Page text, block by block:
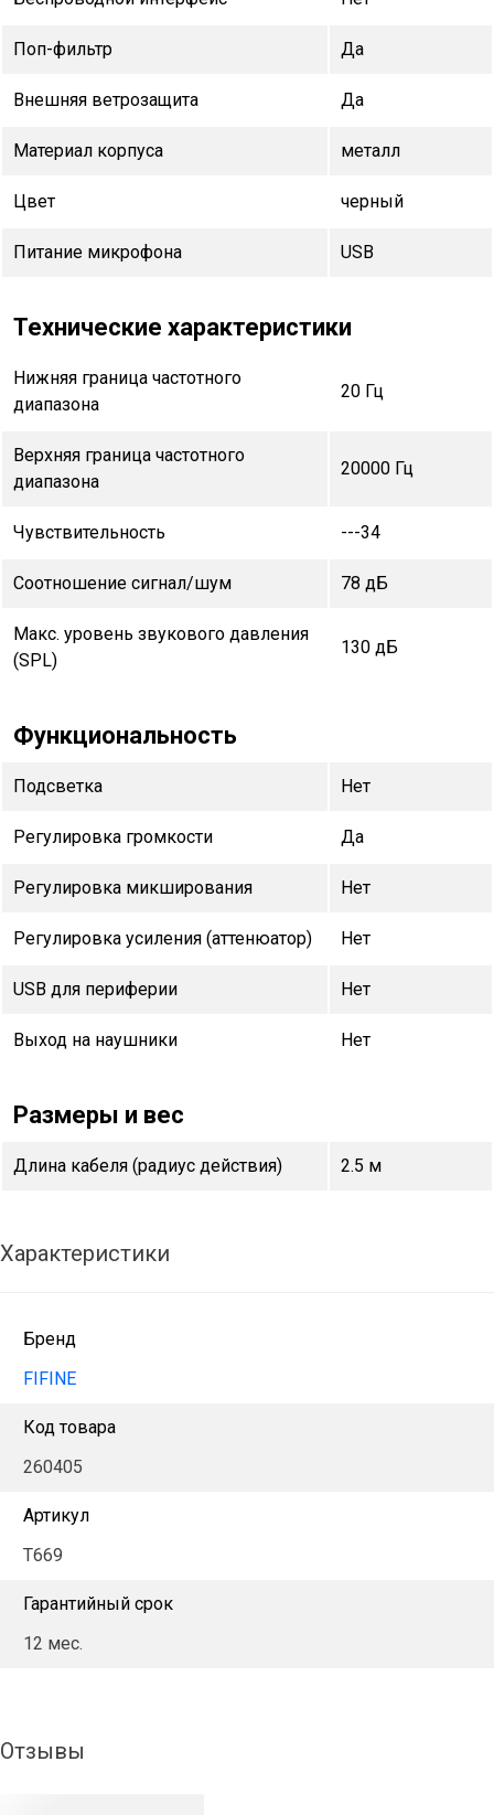
Поп-фильтр Да
Внешняя ветрозащита Да
Материал корпуса металл
Цвет черный
Питание микрофона USB
Технические характеристики
Нижняя граница частотного
диапазона
20 Гц
Верхняя граница частотного
диапазона
20000 Гц
Чувствительность ---34
Соотношение сигнал/шум 78 дБ
Макс. уровень звукового давления
(SPL)
130 дБ
Функциональность
Подсветка Нет
Регулировка громкости Да
Регулировка микширования Нет
Регулировка усиления (аттенюатор) Нет
USB для периферии Нет
Выход на наушники Нет
Размеры и вес
Длина кабеля (радиус действия) 2.5 м
Характеристики
Бренд
FIFINE
Код товара
260405
Артикул
T669
Гарантийный срок
12 мес.
Отзывы